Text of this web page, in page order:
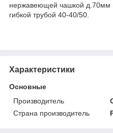
нержавеющей чашкой д.70мм
гибкой трубой 40-40/50.
Характеристики
Основные
Производитель
Страна производитель